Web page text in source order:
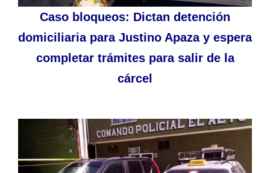
Caso bloqueos: Dictan detención
domiciliaria para Justino Apaza y espera
completar trámites para salir de la
cárcel